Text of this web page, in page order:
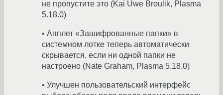
не пропустите это (Kai Uwe Broulik, Plasma
5.18.0)
• Апплет «Зашифрованные папки» в
системном лотке теперь автоматически
скрывается, если ни одной папки не
настроено (Nate Graham, Plasma 5.18.0)
• Улучшен пользовательский интерфейс